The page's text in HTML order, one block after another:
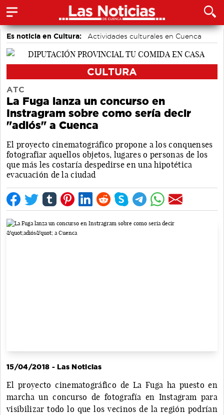
Es noticia en Cultura: Actividades culturales en Cuenca
CULTURA
ATC
La Fuga lanza un concurso en
Instragram sobre como sería decir
"adiós" a Cuenca
El proyecto cinematográfico propone a los conquenses
fotografiar aquellos objetos, lugares o personas de los
que más les costaría despedirse en una hipotética
evacuación de la ciudad
15/04/2018 - Las Noticias
El proyecto cinematográfico de La Fuga ha puesto en
marcha un concurso de fotografía en Instagram para
visibilizar todo lo que los vecinos de la región podrían